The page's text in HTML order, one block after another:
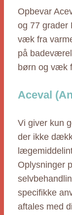
Opbevar
og 77 grader
væk fra
på
børn og væk
Aceval
Vi giver kun
der ikke
Oplysninger
specifikke
aftales med